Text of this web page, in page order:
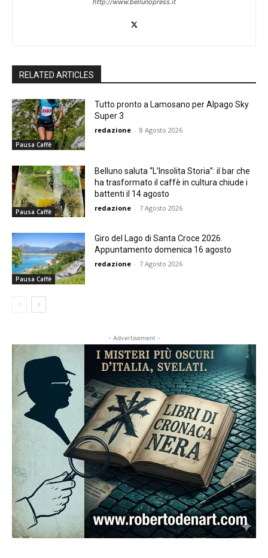
RELATED ARTICLES
Pausa Caffè
Tutto pronto a Lamosano per Alpago Sky
Super 3
redazione - 8 Agosto 2026
Pausa Caffè
Belluno saluta “L’Insolita Storia”: il bar che
ha trasformato il caffè in cultura chiude i
battenti il 14 agosto
redazione - 7 Agosto 2026
Pausa Caffè
Giro del Lago di Santa Croce 2026.
Appuntamento domenica 16 agosto
redazione - 7 Agosto 2026
- Advertisement -